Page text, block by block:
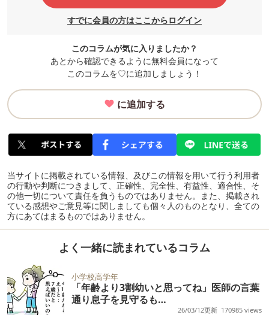
すでに会員の方はここからログイン
このコラムが気に入りましたか？
あとから確認できるように無料会員になって
このコラムを♡に追加しましょう！
に追加する
当サイトに掲載されている情報、及びこの情報を用いて行う利用者
の行動や判断につきまして、正確性、完全性、有益性、適合性、そ
の他一切について責任を負うものではありません。また、掲載され
ている感想やご意見等に関しましても個々人のものとなり、全ての
方にあてはまるものではありません。
よく一緒に読まれているコラム
小学校高学年
「年齢より3割幼いと思ってね」医師の言葉
通り息子を見守るも…
26/03/12更新 170985 views